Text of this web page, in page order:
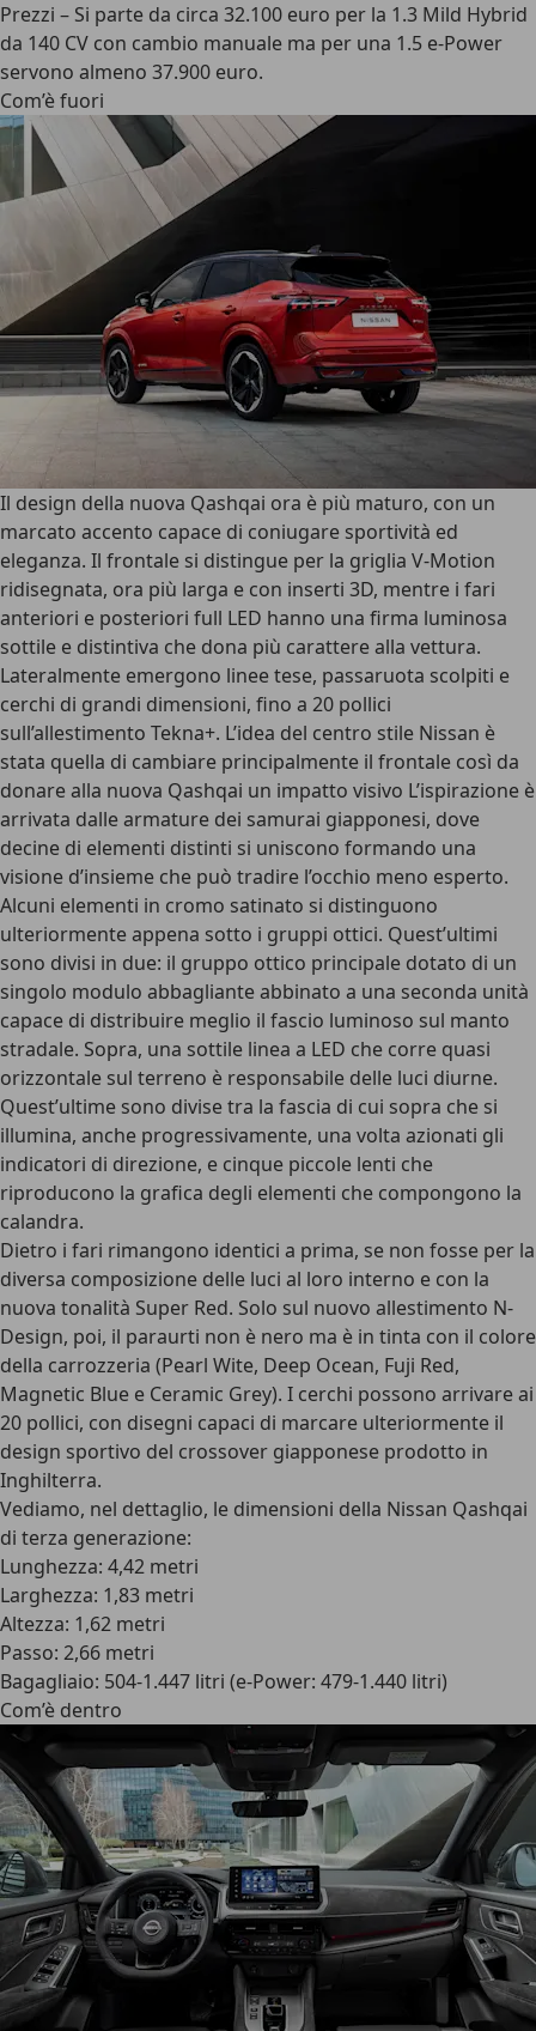
Prezzi – Si parte da circa 32.100 euro per la 1.3 Mild Hybrid
da 140 CV con cambio manuale ma per una 1.5 e-Power
servono almeno 37.900 euro.
Com’è fuori
Il design della nuova Qashqai ora è più maturo, con un
marcato accento capace di coniugare sportività ed
eleganza. Il frontale si distingue per la griglia V-Motion
ridisegnata, ora più larga e con inserti 3D, mentre i fari
anteriori e posteriori full LED hanno una firma luminosa
sottile e distintiva che dona più carattere alla vettura.
Lateralmente emergono linee tese, passaruota scolpiti e
cerchi di grandi dimensioni, fino a 20 pollici
sull’allestimento Tekna+. L’idea del centro stile Nissan è
stata quella di cambiare principalmente il frontale così da
donare alla nuova Qashqai un impatto visivo L’ispirazione è
arrivata dallearmature dei samurai giapponesi, dove
decine di elementi distinti si uniscono formando una
visione d’insieme che può tradire l’occhio meno esperto.
Alcuni elementi in cromo satinato si distinguono
ulteriormente appena sotto i gruppi ottici. Quest’ultimi
sono divisi in due: il gruppo ottico principale dotato di un
singolo modulo abbaglianteabbinato a una seconda unità
capace di distribuire meglio il fascio luminoso sul manto
stradale. Sopra, una sottile linea a LED che corre quasi
orizzontale sul terreno è responsabile delle luci diurne.
Quest’ultime sono divise tra la fascia di cui sopra che si
illumina, anche progressivamente, una volta azionati gli
indicatori di direzione, e cinque piccole lenti che
riproducono la grafica degli elementi che compongono la
calandra.
Dietro i fari rimangono identici a prima, se non fosse per la
diversa composizione delle luci al loro interno e con la
nuova tonalità Super Red. Solo sul nuovo allestimento N-
Design, poi, il paraurti non è nero ma è in tinta con il colore
della carrozzeria (Pearl Wite, Deep Ocean, Fuji Red,
Magnetic Blue e Ceramic Grey). I cerchi possono arrivare ai
20 pollici, con disegni capaci di marcare ulteriormente il
design sportivo del crossover giapponese prodotto in
Inghilterra.
Vediamo, nel dettaglio, le dimensioni della Nissan Qashqai
di terza generazione:
Lunghezza: 4,42 metri
Larghezza: 1,83 metri
Altezza: 1,62 metri
Passo: 2,66 metri
Bagagliaio: 504-1.447 litri (e-Power: 479-1.440 litri)
Com’è dentro